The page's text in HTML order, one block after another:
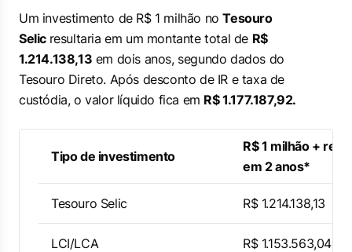
Um investimento de R$ 1 milhão noTesouro
Selic resultaria em um montante total de R$
1.214.138,13 em dois anos, segundo dados do
Tesouro Direto. Após desconto de IR e taxa de
custódia, o valor líquido fica em R$ 1.177.187,92.
Tipo de investimento
R$ 1 milhão +
em 2 anos*
Tesouro Selic R$ 1.214.138,13
LCI/LCA R$ 1.153.563,04